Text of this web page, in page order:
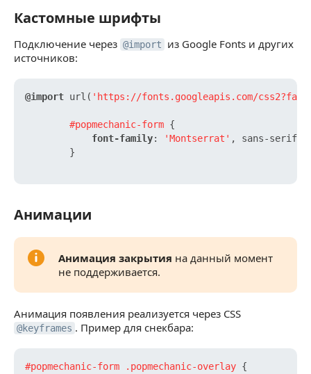
Кастомные шрифты
Кастомные шрифты
Подключение через @import
из Google Fonts и других
источников:
@import url( 'https://fonts.googleapis.com/
#popmechanic-form {
font-family: 'Montserrat' , sans-serif;
        }
Анимации
Анимации
Анимация закрытия на данный момент
не поддерживается.
Анимация появления реализуется через CSS
@keyframes . Пример для снекбара:
#popmechanic-form .popmechanic-overlay {